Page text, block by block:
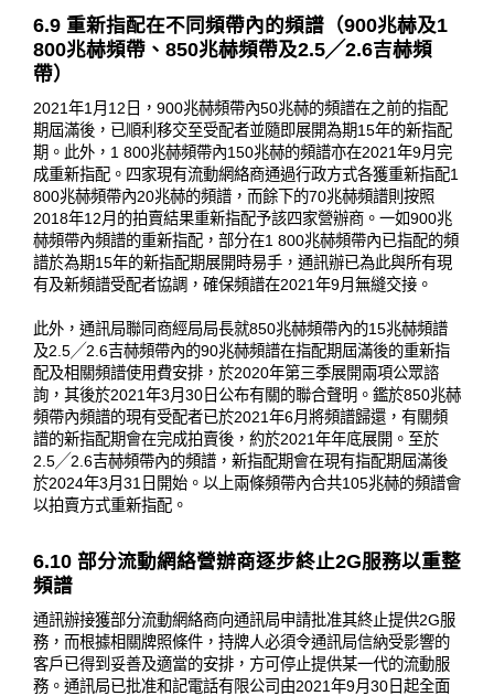
6.9 重新指配在不同頻帶內的頻譜（900兆赫及1
800兆赫頻帶、850兆赫頻帶及2.5╱2.6吉赫頻
帶）
2021年1月12日，900兆赫頻帶內50兆赫的頻譜在之前的指配
期屆滿後，已順利移交至受配者並隨即展開為期15年的新指配
期。此外，1 800兆赫頻帶內150兆赫的頻譜亦在2021年9月完
成重新指配。四家現有流動網絡商通過行政方式各獲重新指配1
800兆赫頻帶內20兆赫的頻譜，而餘下的70兆赫頻譜則按照
2018年12月的拍賣結果重新指配予該四家營辦商。一如900兆
赫頻帶內頻譜的重新指配，部分在1 800兆赫頻帶內已指配的頻
譜於為期15年的新指配期展開時易手，通訊辦已為此與所有現
有及新頻譜受配者協調，確保頻譜在2021年9月無縫交接。
此外，通訊局聯同商經局局長就850兆赫頻帶內的15兆赫頻譜
及2.5╱2.6吉赫頻帶內的90兆赫頻譜在指配期屆滿後的重新指
配及相關頻譜使用費安排，於2020年第三季展開兩項公眾諮
詢，其後於2021年3月30日公布有關的聯合聲明。鑑於850兆赫
頻帶內頻譜的現有受配者已於2021年6月將頻譜歸還，有關頻
譜的新指配期會在完成拍賣後，約於2021年年底展開。至於
2.5╱2.6吉赫頻帶內的頻譜，新指配期會在現有指配期屆滿後
於2024年3月31日開始。以上兩條頻帶內合共105兆赫的頻譜會
以拍賣方式重新指配。
6.10 部分流動網絡營辦商逐步終止2G服務以重整
頻譜
通訊辦接獲部分流動網絡商向通訊局申請批准其終止提供2G服
務，而根據相關牌照條件，持牌人必須令通訊局信納受影響的
客戶已得到妥善及適當的安排，方可停止提供某一代的流動服
務。通訊局已批准和記電話有限公司由2021年9月30日起全面